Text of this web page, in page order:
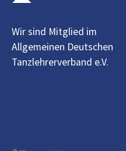
Wir sind Mitglied im
Allgemeinen Deutschen
Tanzlehrerverband e.V.